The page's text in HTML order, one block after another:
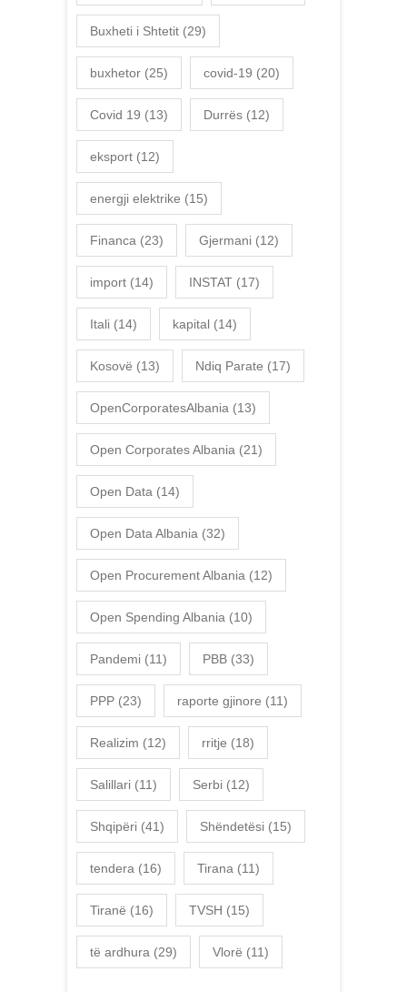
Buxheti i Shtetit (29)
buxhetor (25) covid-19 (20)
Covid 19 (13) Durrës (12)
eksport (12)
energji elektrike (15)
Financa (23) Gjermani (12)
import (14) INSTAT (17)
Itali (14) kapital (14)
Kosovë (13) Ndiq Parate (17)
OpenCorporatesAlbania (13)
Open Corporates Albania (21)
Open Data (14)
Open Data Albania (32)
Open Procurement Albania (12)
Open Spending Albania (10)
Pandemi (11) PBB (33)
PPP (23) raporte gjinore (11)
Realizim (12) rritje (18)
Salillari (11) Serbi (12)
Shqipëri (41) Shëndetësi (15)
tendera (16) Tirana (11)
Tiranë (16) TVSH (15)
të ardhura (29) Vlorë (11)